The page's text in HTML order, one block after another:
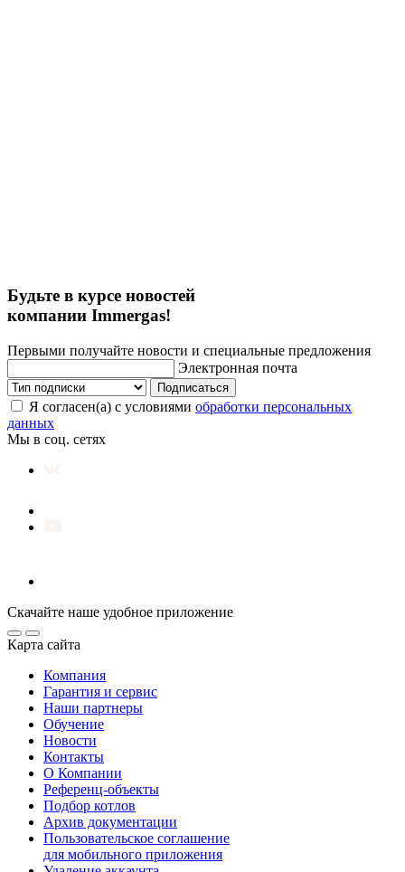
Будьте в курсе новостей
компании Immergas!
Первыми получайте новости и специальные предложения
Электронная почта
Подписаться
Я согласен(а) с условиями обработки персональных
данных
Мы в соц. сетях
Скачайте наше удобное приложение
Карта сайта
Компания
Гарантия и сервис
Наши партнеры
Обучение
Новости
Контакты
О Компании
Референц-объекты
Подбор котлов
Архив документации
Пользовательское соглашение
для мобильного приложения